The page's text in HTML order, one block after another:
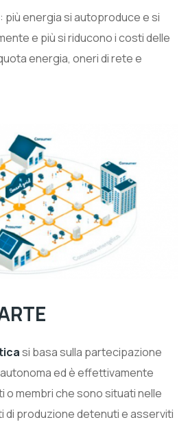
più energia si autoproduce e si
e più si riducono i costi delle
energia, oneri di rete e
si basa sulla partecipazione
ed è effettivamente
o membri che sono situati nelle
di produzione detenuti e asserviti